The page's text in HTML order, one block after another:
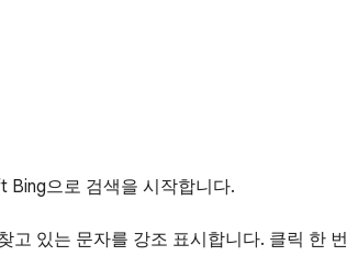
Bing으로 검색을 시작합니다.
고 있는 문자를 강조 표시합니다. 클릭 한 번